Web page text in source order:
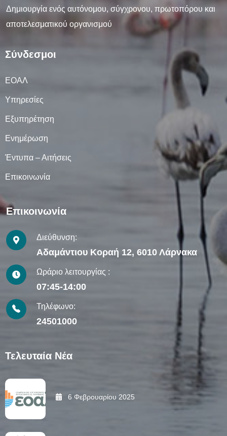
Δημιουργία ενός αυτόνομου, σύγχρονου, πρωτοπόρου και
αποτελεσματικού οργανισμού
Σύνδεσμοι
ΕΟΑΛ
Υπηρεσίες
Εξυπηρέτηση
Ενημέρωση
Έντυπα – Αιτήσεις
Επικοινωνία
Επικοινωνία
Διεύθυνση:
Αδαμάντιου Κοραή 12, 6010 Λάρνακα
Ωράριο λειτουργίας :
07:45-14:00
Τηλέφωνο:
24501000
Τελευταία Νέα
6 Φεβρουαρίου 2025